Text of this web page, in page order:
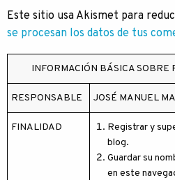
Este sitio usa Akismet para
se procesan los datos de tus
INFORMACIÓN BÁSICA SOBRE
RESPONSABLE JOSÉ MANUEL
FINALIDAD
Registrar y
blog.
Guardar su
en este